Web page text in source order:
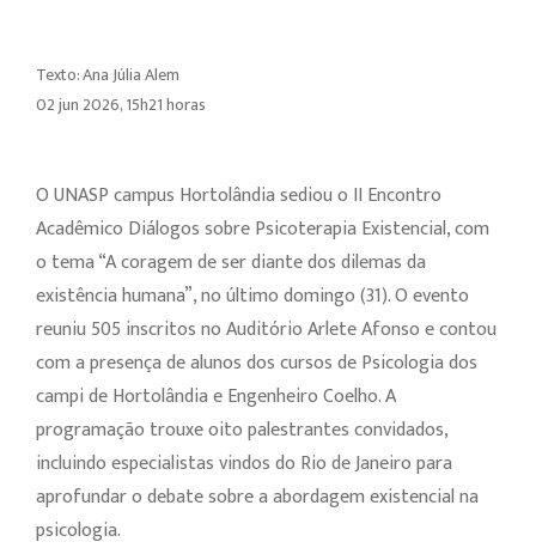
Texto: Ana Júlia Alem
02 jun 2026, 15h21 horas
O UNASP campus Hortolândia sediou o II Encontro
Acadêmico Diálogos sobre Psicoterapia Existencial, com
o tema “A coragem de ser diante dos dilemas da
existência humana”, no último domingo (31). O evento
reuniu 505 inscritos no Auditório Arlete Afonso e contou
com a presença de alunos dos cursos de Psicologia dos
campi de Hortolândia e Engenheiro Coelho. A
programação trouxe oito palestrantes convidados,
incluindo especialistas vindos do Rio de Janeiro para
aprofundar o debate sobre a abordagem existencial na
psicologia.